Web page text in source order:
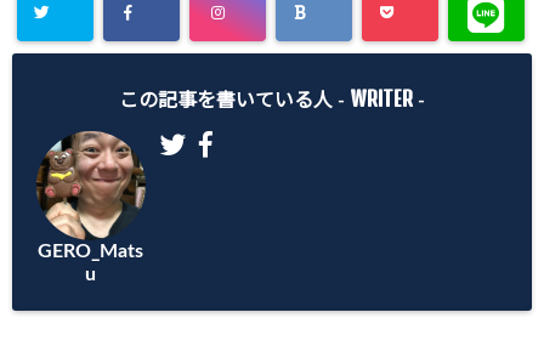
この記事を書いている人 - WRITER -
GERO_Mats
u